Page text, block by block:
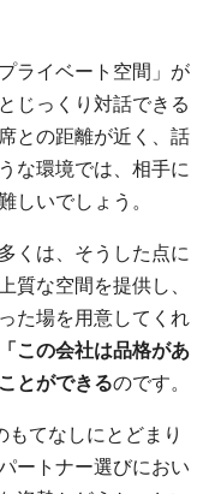
ライベート空間」が
じっくり対話できる
との距離が近く、話
な環境では、相手に
しいでしょう。
くは、そうした点に
質な空間を提供し、
た場を用意してくれ
この会社は品格があ
とができるのです。
もてなしにとどまり
ートナー選びにおい